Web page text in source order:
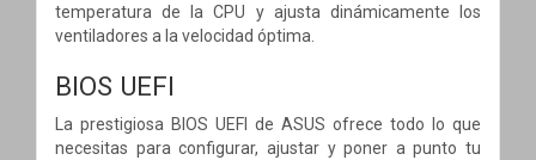
temperatura de la CPU y ajusta dinámicamente los
ventiladores a la velocidad óptima.
BIOS UEFI
La prestigiosa BIOS UEFI de ASUS ofrece todo lo que
necesitas para configurar, ajustar y poner a punto tu